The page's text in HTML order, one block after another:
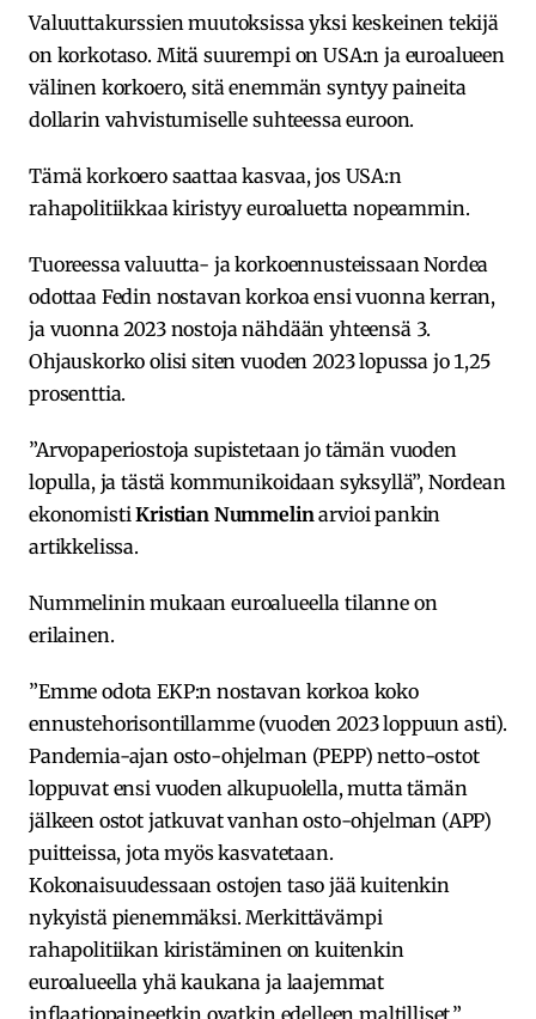
Valuuttakurssien muutoksissa yksi keskeinen tekijä
on korkotaso. Mitä suurempi on USA:n ja euroalueen
välinen korkoero, sitä enemmän syntyy paineita
dollarin vahvistumiselle suhteessa euroon.
Tämä korkoero saattaa kasvaa, jos USA:n
rahapolitiikkaa kiristyy euroaluetta nopeammin.
Tuoreessa valuutta- ja korkoennusteissaan Nordea
odottaa Fedin nostavan korkoa ensi vuonna kerran,
ja vuonna 2023 nostoja nähdään yhteensä 3.
Ohjauskorko olisi siten vuoden 2023 lopussa jo 1,25
prosenttia.
”Arvopaperiostoja supistetaan jo tämän vuoden
lopulla, ja tästä kommunikoidaan syksyllä”, Nordean
ekonomistiKristian Nummelinarvioi pankin
artikkelissa.
Nummelinin mukaan euroalueella tilanne on
erilainen.
”Emme odota EKP:n nostavan korkoa koko
ennustehorisontillamme (vuoden 2023 loppuun asti).
Pandemia-ajan osto-ohjelman (PEPP) netto-ostot
loppuvat ensi vuoden alkupuolella, mutta tämän
jälkeen ostot jatkuvat vanhan osto-ohjelman (APP)
puitteissa, jota myös kasvatetaan.
Kokonaisuudessaan ostojen taso jää kuitenkin
nykyistä pienemmäksi. Merkittävämpi
rahapolitiikan kiristäminen on kuitenkin
euroalueella yhä kaukana ja laajemmat